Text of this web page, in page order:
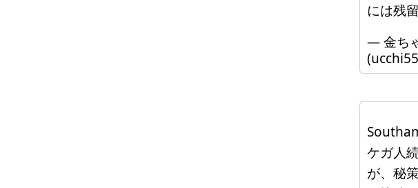
には残
— 金ち
ケガ人
が、秘